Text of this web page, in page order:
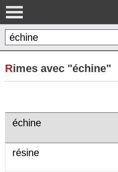
Rimes avec "échine"
échine
résine